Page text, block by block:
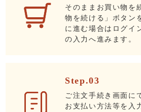
そのままお買い物を
物を続ける」ボタン
に進む場合はログイ
の入力へ進みます。
Step.03
ご注文手続き画面に
お支払い方法等を入